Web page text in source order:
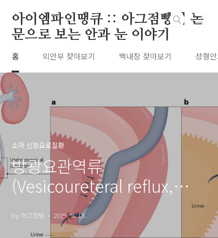
아이엠파인땡큐 :: 아그점빵의 논
문으로 보는 안과 눈 이야기
홈 외안부 찾아보기 백내장 찾아보기 성형
소아 신장요로질환
방광요관역류
(Vesicoureteral reflux,
VUR) 원인 증상 가족력 유전
치료 수술
by 아그점빵 2025. 9. 16.